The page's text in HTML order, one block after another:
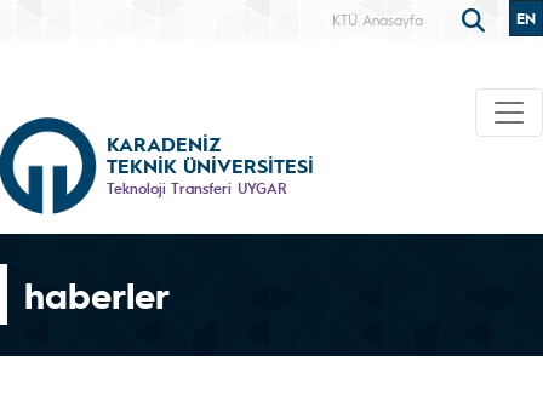
KTÜ Anasayfa EN
KARADENİZ
TEKNİK ÜNİVERSİTESİ
Teknoloji Transferi UYGAR
haberler